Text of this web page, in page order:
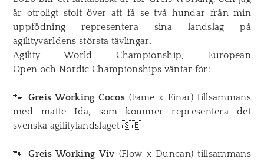
är otroligt stolt över att få se två hundar från min
uppfödning representera sina landslag på
agilityvärldens största tävlingar.
Agility World Championship,European
Open och Nordic Championships väntar för:
🐾 Greis Working Cocos (Fame x Einar) tillsammans
med matte Ida, som kommer representera det
svenska agilitylandslaget 🇸🇪
🐾 Greis Working Viv (Flow x Duncan) tillsammans